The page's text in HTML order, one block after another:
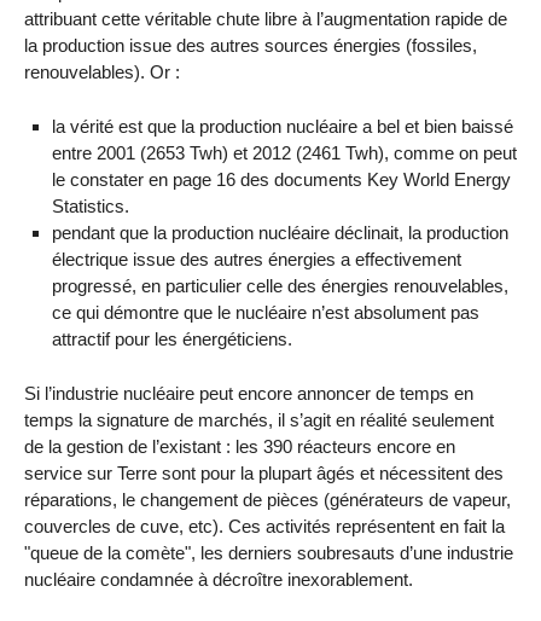
attribuant cette véritable chute libre à l’augmentation rapide de
la production issue des autres sources énergies (fossiles,
renouvelables). Or :
la vérité est que la production nucléaire a bel et bien baissé
entre 2001 (2653 Twh) et 2012 (2461 Twh), comme on peut
le constater en page 16 des documents Key World Energy
Statistics.
pendant que la production nucléaire déclinait, la production
électrique issue des autres énergies a effectivement
progressé, en particulier celle des énergies renouvelables,
ce qui démontre que le nucléaire n’est absolument pas
attractif pour les énergéticiens.
Si l’industrie nucléaire peut encore annoncer de temps en
temps la signature de marchés, il s’agit en réalité seulement
de la gestion de l’existant : les 390 réacteurs encore en
service sur Terre sont pour la plupart âgés et nécessitent des
réparations, le changement de pièces (générateurs de vapeur,
couvercles de cuve, etc). Ces activités représentent en fait la
"queue de la comète", les derniers soubresauts d’une industrie
nucléaire condamnée à décroître inexorablement.